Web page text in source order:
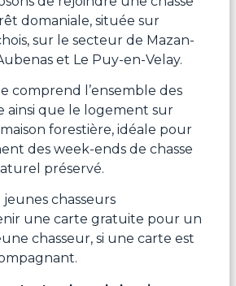
domaniale, située sur
sur le secteur de Mazan-
et Le Puy-en-Velay.
comprend l’ensemble des
ainsi que le logement sur
forestière, idéale pour
des week-ends de chasse
préservé.
jeunes chasseurs
une carte gratuite pour un
chasseur, si une carte est